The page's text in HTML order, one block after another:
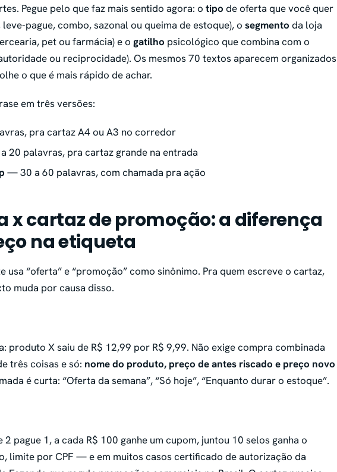
Pegue pelo que faz mais sentido agora: o tipo de oferta que você quer
pague, combo, sazonal ou queima de estoque), o segmento da loja
pet ou farmácia) e o gatilho psicológico que combina com o
ou reciprocidade). Os mesmos 70 textos aparecem organizados
o que é mais rápido de achar.
em três versões:
pra cartaz A4 ou A3 no corredor
20 palavras, pra cartaz grande na entrada
— 30 a 60 palavras, com chamada pra ação
x cartaz de promoção: a diferença
na etiqueta
usa “oferta” e “promoção” como sinônimo. Pra quem escreve o cartaz,
muda por causa disso.
produto X saiu de R$ 12,99 por R$ 9,99. Não exige compra combinada
três coisas e só: nome do produto, preço de antes riscado e preço novo
é curta: “Oferta da semana”, “Só hoje”, “Enquanto durar o estoque”.
pague 1, a cada R$ 100 ganhe um cupom, juntou 10 selos ganha o
limite por CPF — e em muitos casos certificado de autorização da